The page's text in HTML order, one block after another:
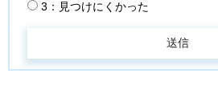
3：見つけにくかった